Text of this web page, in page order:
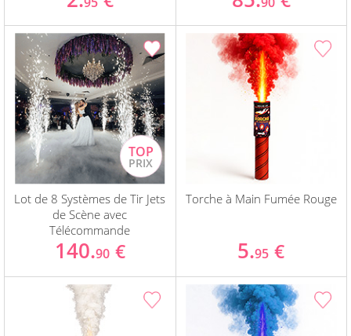
Lot de 8 Systèmes de Tir Jets
de Scène avec
Télécommande
140.90 €
Torche à Main Fumée Rouge
5.95 €